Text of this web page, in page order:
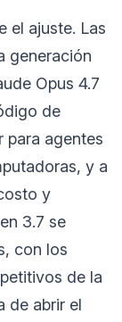
el ajuste. Las
generación
Opus 4.7
de
para agentes
y a
y
3.7 se
con los
de la
de abrir el